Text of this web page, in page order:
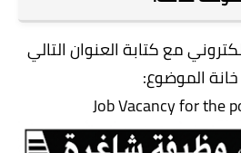
مع كتابة العنوان التالي
الموضوع:
Job Vacancy for the